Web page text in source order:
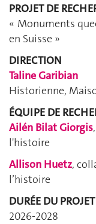
PROJET DE
« Monuments
en Suisse »
DIRECTION
Taline Garibian
Historienne,
ÉQUIPE DE
Ailén Bilat Giorgis
l'histoire
Allison Huetz,
l’histoire
DURÉE DU PROJET
2026-2028